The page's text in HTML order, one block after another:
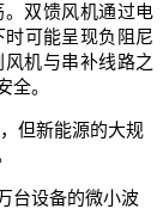
双馈风机通过电
可能呈现负阻尼
机与串补线路之
全。
但新能源的大规
台设备的微小波